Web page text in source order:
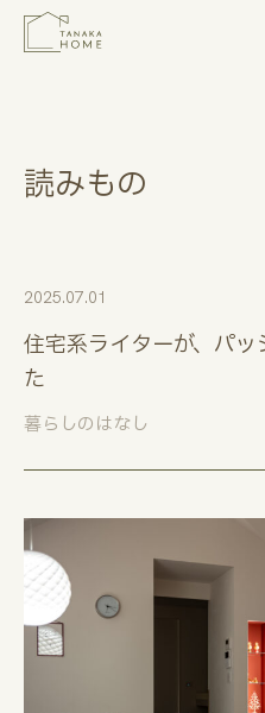
読みもの
2025.07.01
住宅系ライターが、パ
た
暮らしのはなし